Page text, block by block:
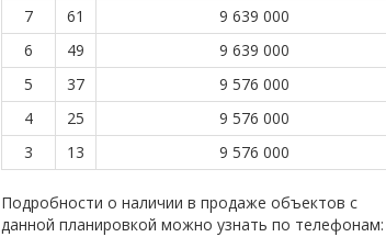
7
61
9 639 000
6
49
9 639 000
5
37
9 576 000
4
25
9 576 000
3
13 9 576 000
Подробности о наличии в продаже объектов с
данной планировкой можно узнать по телефонам: